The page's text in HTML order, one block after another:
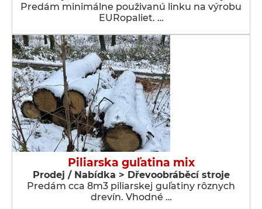
Predám minimálne použivanú linku na výrobu
EURopaliet. …
Piliarska guľatina mix
Prodej / Nabídka > Dřevoobráběcí stroje
Predám cca 8m3 piliarskej guľatiny rôznych
drevín. Vhodné …